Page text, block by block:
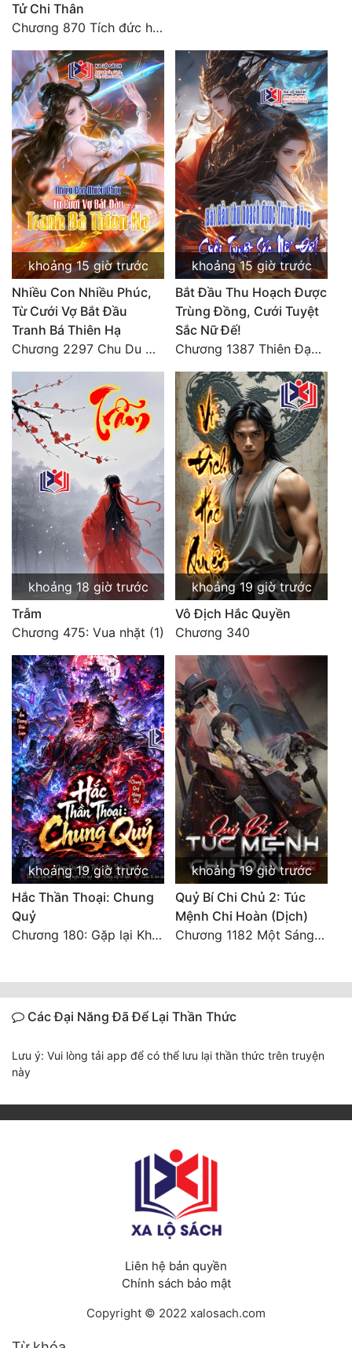
Tử Chi Thân
Chương 870 Tích đức hành thiện
khoảng 15 giờ trước
Nhiều Con Nhiều Phúc,
Từ Cưới Vợ Bắt Đầu
Tranh Bá Thiên Hạ
Chương 2297 Chu Du Du mang thai
khoảng 15 giờ trước
Bắt Đầu Thu Hoạch Được
Trùng Đồng, Cưới Tuyệt
Sắc Nữ Đế!
Chương 1387 Thiên Đạo đắc ý
khoảng 18 giờ trước
Trẫm
Chương 475: Vua nhặt (1)
khoảng 19 giờ trước
Vô Địch Hắc Quyền
Chương 340
khoảng 19 giờ trước
Hắc Thần Thoại: Chung
Quỷ
Chương 180: Gặp lại Khiên Nguyên Phượng
khoảng 19 giờ trước
Quỷ Bí Chi Chủ 2: Túc
Mệnh Chi Hoàn (Dịch)
Chương 1182 Một Sáng Một Tối
Các Đại Năng Đã Để Lại Thần Thức
Lưu ý: Vui lòng tải app để có thể lưu lại thần thức trên truyện
này
Liên hệ bản quyền
Chính sách bảo mật
Copyright © 2022 xalosach.com